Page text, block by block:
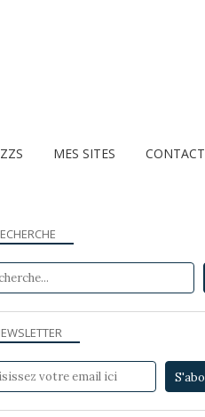
MES SITES CONTACT